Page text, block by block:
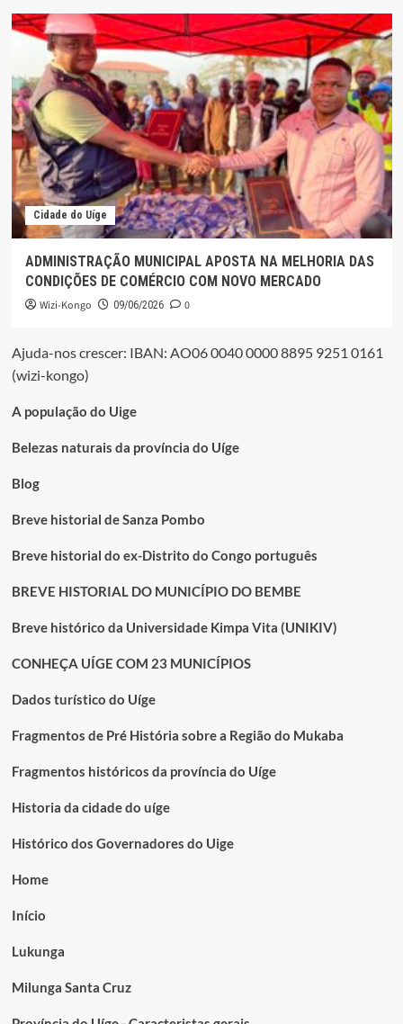
Cidade do Uíge
ADMINISTRAÇÃO MUNICIPAL APOSTA NA MELHORIA DAS
CONDIÇÕES DE COMÉRCIO COM NOVO MERCADO
Wizi-Kongo 09/06/2026 0
Ajuda-nos crescer: IBAN: AO06 0040 0000 8895 9251 0161
(wizi-kongo)
A população do Uige
Belezas naturais da província do Uíge
Blog
Breve historial de Sanza Pombo
Breve historial do ex-Distrito do Congo português
BREVE HISTORIAL DO MUNICÍPIO DO BEMBE
Breve histórico da Universidade Kimpa Vita (UNIKIV)
CONHEÇA UÍGE COM 23 MUNICÍPIOS
Dados turístico do Uíge
Fragmentos de Pré História sobre a Região do Mukaba
Fragmentos históricos da província do Uíge
Historia da cidade do uíge
Histórico dos Governadores do Uige
Home
Início
Lukunga
Milunga Santa Cruz